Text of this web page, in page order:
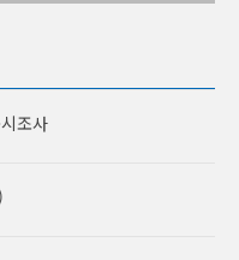
조사